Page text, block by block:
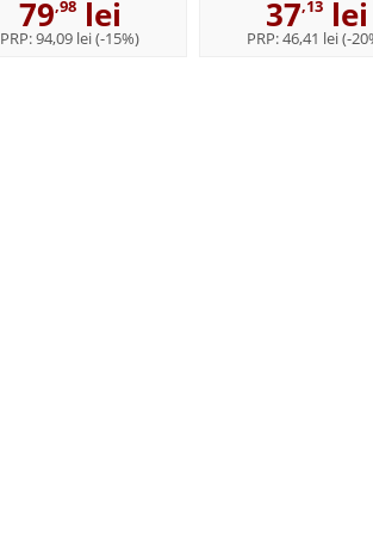
79,98lei
PRP:94,09 lei(-15%)
37,13lei
PRP:46,41 lei(-